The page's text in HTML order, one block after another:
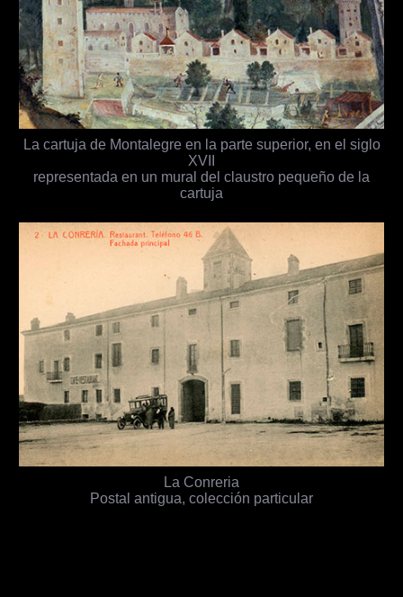
La cartuja de Montalegre en la parte superior, en el siglo
XVII
representada en un mural del claustro pequeño de la
cartuja
La Conreria
Postal antigua, colección particular